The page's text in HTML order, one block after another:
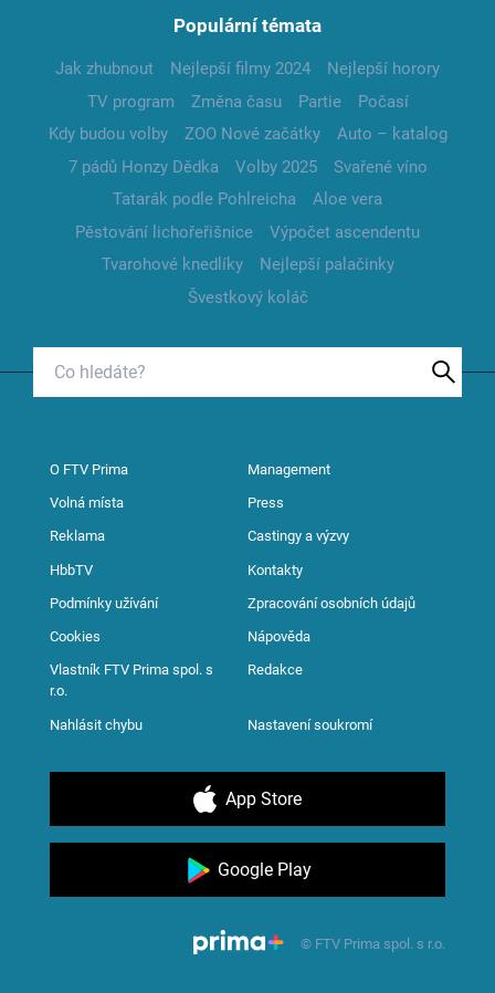
Populární témata
Jak zhubnout Nejlepší filmy 2024
Nejlepší horory
TV program
Změna času Partie
Počasí
Kdy budou volby
ZOO Nové začátky
Auto – katalog
7 pádů Honzy Dědka
Volby 2025
Svařené víno
Tatarák podle Pohlreicha
Aloe vera
Pěstování lichořeřišnice
Výpočet ascendentu
Tvarohové knedlíky
Nejlepší palačinky
Švestkový koláč
O FTV Prima Management
Volná místa Press
Reklama Castingy a výzvy
HbbTV Kontakty
Podmínky užívání Zpracování osobních údajů
Cookies Nápověda
Vlastník FTV Prima spol. s
r.o.
Redakce
Nahlásit chybu Nastavení soukromí
App Store
Google Play
© FTV Prima spol. s r.o.